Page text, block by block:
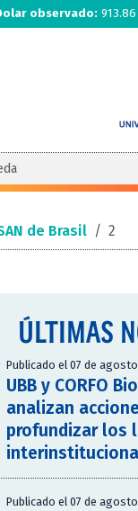
observado: 913.86
de Brasil / 2
ÚLTIMAS
Publicado el 07 de
UBB y CORFO
analizan
profundizar los
Publicado el 07 de